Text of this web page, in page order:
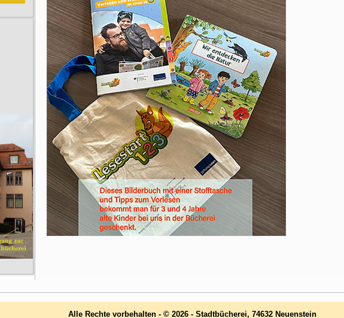
Alle Rechte vorbehalten - © 2026 - Stadtbücherei, 74632 Neuenstein